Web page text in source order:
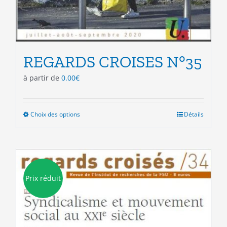
REGARDS CROISES N°35
à partir de 0.00€
Choix des optionsCe
plusieurs
variations.
Les
options
être
choisies
Détails
Prix réduit